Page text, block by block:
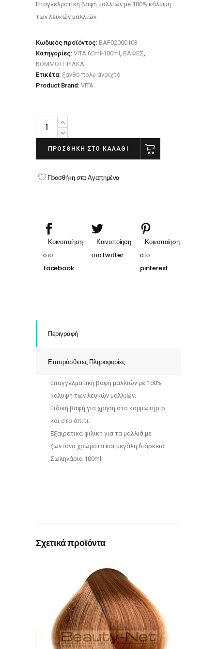
Επαγγελματική βαφή μαλλιών με 100% κάλυψη
των λευκών μαλλιών.
Κωδικός προϊόντος: BAF02000103
Κατηγορίες: VITA 60ml-100ml , ΒΑΦΕΣ,
ΚΟΜΜΩΤΗΡΙΑΚΑ
Ετικέτα: ξανθό πολυ ανοιχτό
Product Brand: VITA
VITA
ΞΑΝΘΟ
ΑΝΟΙΧΤΟ
ΕΝΤΟΝΟ
quantity
ΠΡΟΣΘΉΚΗ ΣΤΟ ΚΑΛΆΘΙ
Προσθήκη στα Αγαπημένα
Περιγραφή
Επιπρόσθετες Πληροφορίες
Επαγγελματική βαφή μαλλιών με 100%
κάλυψη των λευκών μαλλιών.
Ειδική βαφή για χρήση στο κομμωτήριο
και στο σπίτι.
Εξαιρετικά φιλική για τα μαλλιά με
ζωντανά χρώματα και μεγάλη διάρκεια.
Σωληνάριο 100ml
Σχετικά προϊόντα